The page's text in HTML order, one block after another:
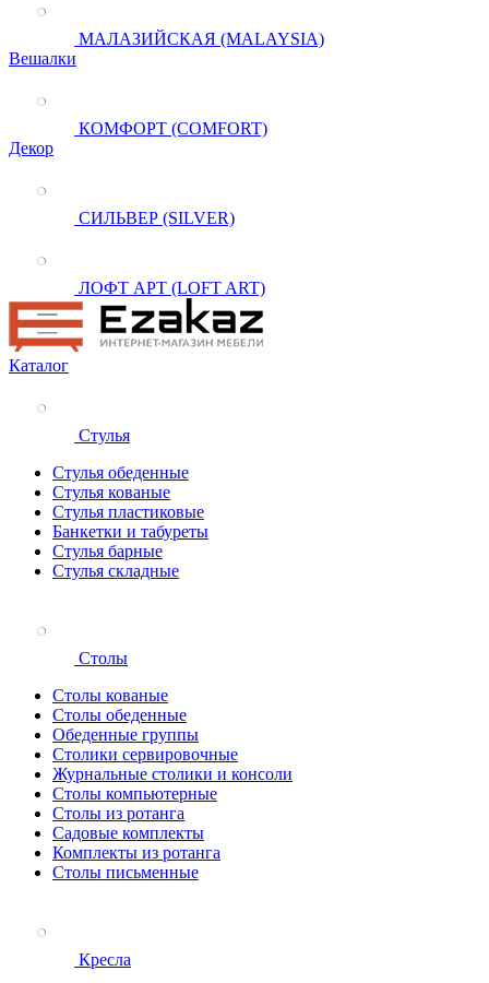
МАЛАЗИЙСКАЯ (MALAYSIA)
Вешалки
КОМФОРТ (COMFORT)
Декор
СИЛЬВЕР (SILVER)
ЛОФТ АРТ (LOFT ART)
Каталог
Стулья
Стулья обеденные
Стулья кованые
Стулья пластиковые
Банкетки и табуреты
Стулья барные
Стулья складные
Столы
Столы кованые
Столы обеденные
Обеденные группы
Столики сервировочные
Журнальные столики и консоли
Столы компьютерные
Столы из ротанга
Садовые комплекты
Комплекты из ротанга
Столы письменные
Кресла